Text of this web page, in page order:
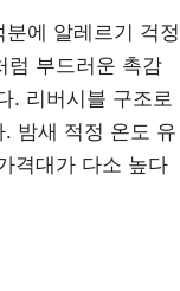
에 알레르기 걱정
럼 부드러운 촉감
. 리버시블 구조로
밤새 적정 온도 유
격대가 다소 높다